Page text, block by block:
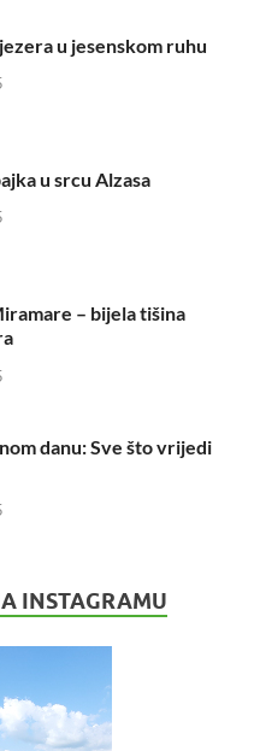
u jesenskom ruhu
u srcu Alzasa
– bijela tišina
danu: Sve što vrijedi
INSTAGRAMU